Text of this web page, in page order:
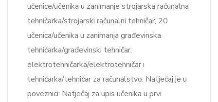
učenice/učenika u zanimanje strojarska računalna
tehničarka/strojarski računalni tehničar, 20
učenica/učenika u zanimanja građevinska
tehničarka/građevinski tehničar,
elektrotehničarka/elektrotehničar i
tehničarka/tehničar za računalstvo. Natječaj je u
poveznici: Natječaj za upis učenika u prvi